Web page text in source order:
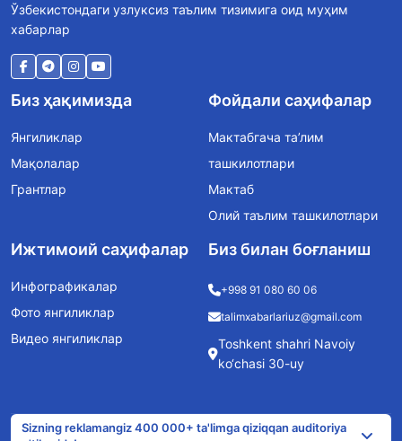
Ўзбекистондаги узлуксиз таълим тизимига оид муҳим
хабарлар
Биз ҳақимизда
Янгиликлар
Мақолалар
Грантлар
Фойдали саҳифалар
Мактабгача та’лим
ташкилотлари
Мактаб
Олий таълим ташкилотлари
Ижтимоий саҳифалар
Инфографикалар
Фото янгиликлар
Видео янгиликлар
Биз билан боғланиш
+998 91 080 60 06
talimxabarlariuz@gmail.com
Toshkent shahri Navoiy
ko‘chasi 30-uy
Sizning reklamangiz 400 000+ ta'limga qiziqqan auditoriya